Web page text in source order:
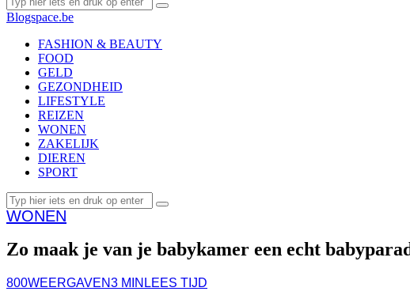
Blogspace.be
FASHION & BEAUTY
FOOD
GELD
GEZONDHEID
LIFESTYLE
REIZEN
WONEN
ZAKELIJK
DIEREN
SPORT
WONEN
Zo maak je van je babykamer een echt
800WEERGAVEN3 MIN LEES TIJD